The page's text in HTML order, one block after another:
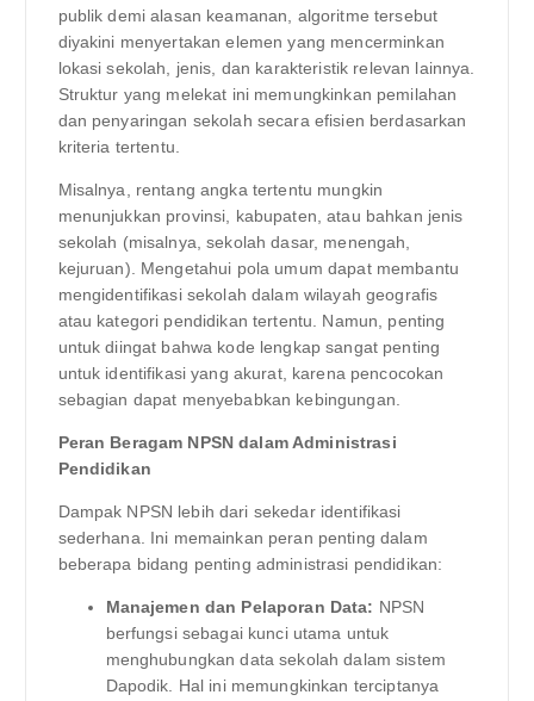
publik demi alasan keamanan, algoritme tersebut
diyakini menyertakan elemen yang mencerminkan
lokasi sekolah, jenis, dan karakteristik relevan lainnya.
Struktur yang melekat ini memungkinkan pemilahan
dan penyaringan sekolah secara efisien berdasarkan
kriteria tertentu.
Misalnya, rentang angka tertentu mungkin
menunjukkan provinsi, kabupaten, atau bahkan jenis
sekolah (misalnya, sekolah dasar, menengah,
kejuruan). Mengetahui pola umum dapat membantu
mengidentifikasi sekolah dalam wilayah geografis
atau kategori pendidikan tertentu. Namun, penting
untuk diingat bahwa kode lengkap sangat penting
untuk identifikasi yang akurat, karena pencocokan
sebagian dapat menyebabkan kebingungan.
Peran Beragam NPSN dalam Administrasi
Pendidikan
Dampak NPSN lebih dari sekedar identifikasi
sederhana. Ini memainkan peran penting dalam
beberapa bidang penting administrasi pendidikan:
Manajemen dan Pelaporan Data: NPSN
berfungsi sebagai kunci utama untuk
menghubungkan data sekolah dalam sistem
Dapodik. Hal ini memungkinkan terciptanya